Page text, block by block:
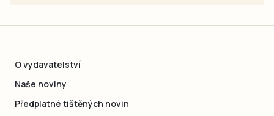
O vydavatelství
Naše noviny
Předplatné tištěných novin